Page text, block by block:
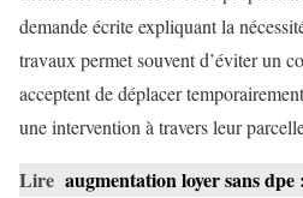
demande écrite expliquant la
travaux permet souvent d’éviter un
acceptent de déplacer
une intervention à travers leur
Lire augmentation loyer sans